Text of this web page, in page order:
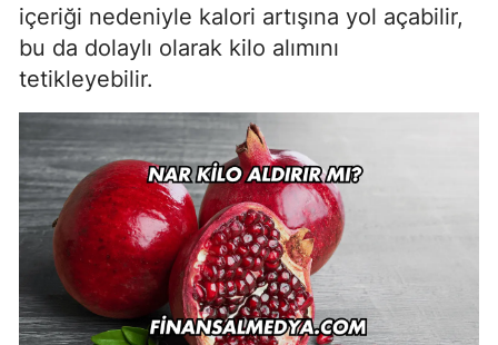
içeriği nedeniyle kalori artışına yol açabilir,
bu da dolaylı olarak kilo alımını
tetikleyebilir.